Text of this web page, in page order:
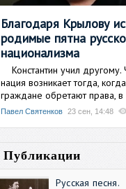
Благодаря Крылову
родимые пятна
национализма
Константин учил другому.
нация возникает тогда,
граждане обретают права, в
Павел Святенков 23 сен, 14:48
Публикации
Русская песня.